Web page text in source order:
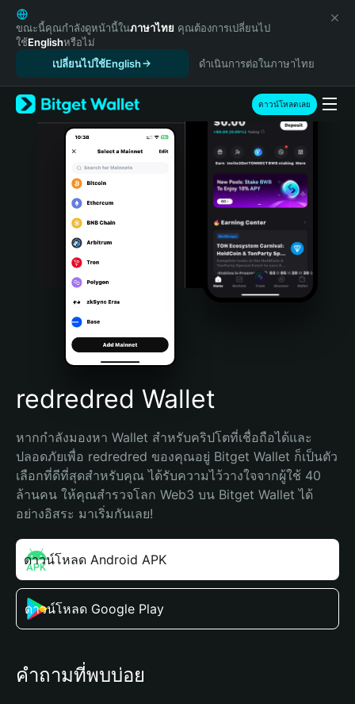
English
日本語
Tiếng Việt
Español (Latinoamérica)
Türkçe
Italiano
Português (Portugal)
Bahasa Indonesia
Português (Brasil)
Español (Argentina)
ขณะนี้คุณกำลังดูหน้านี้ในภาษาไทย คุณต้องการเปลี่ยนไป
ใช้Englishหรือไม่
เปลี่ยนไปใช้English
ดำเนินการต่อในภาษาไทย
ดาวน์โหลดเลย
redredred Wallet
หากกำลังมองหา Wallet สำหรับคริปโตที่เชื่อถือได้และ
ปลอดภัยเพื่อ redredred ของคุณอยู่ Bitget Wallet ก็เป็นตัว
เลือกที่ดีที่สุดสำหรับคุณ ได้รับความไว้วางใจจากผู้ใช้ 40
ล้านคน ให้คุณสำรวจโลก Web3 บน Bitget Wallet ได้
อย่างอิสระ มาเริ่มกันเลย!
ดาวน์โหลด Android APK
ดาวน์โหลด Google Play
คำถามที่พบบ่อย